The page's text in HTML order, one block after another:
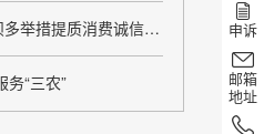
举措提质消费诚信维权
务“三农”
申诉
邮箱
地址